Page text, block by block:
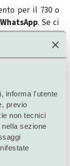
informa l'utente
previo
non tecnici
sezione
per il 730 o
WhatsApp. Se ci
direttamente
06
nella sede
fiscale che
da